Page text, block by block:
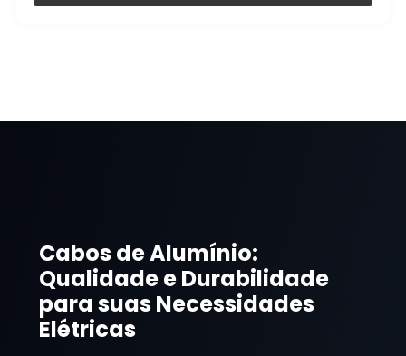
Cabos de Alumínio:
Qualidade e Durabilidade
para suas Necessidades
Elétricas